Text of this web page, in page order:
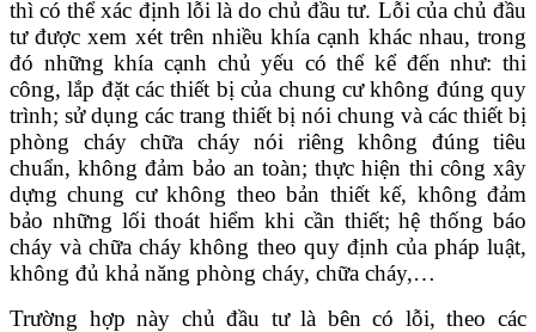
thì có thể xác định lỗi là do chủ đầu tư. Lỗi của chủ đầu
tư được xem xét trên nhiều khía cạnh khác nhau, trong
đó những khía cạnh chủ yếu có thể kể đến như: thi
công, lắp đặt các thiết bị của chung cư không đúng quy
trình; sử dụng các trang thiết bị nói chung và các thiết bị
phòng cháy chữa cháy nói riêng không đúng tiêu
chuẩn, không đảm bảo an toàn; thực hiện thi công xây
dựng chung cư không theo bản thiết kế, không đảm
bảo những lối thoát hiểm khi cần thiết; hệ thống báo
cháy và chữa cháy không theo quy định của pháp luật,
không đủ khả năng phòng cháy, chữa cháy,…
Trường hợp này chủ đầu tư là bên có lỗi, theo các